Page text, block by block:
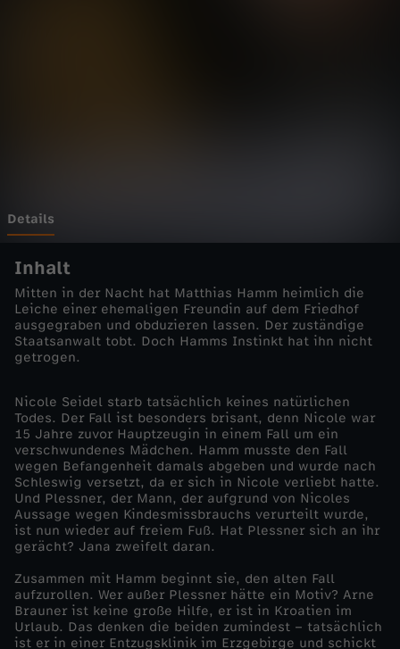
U
m
s
t
ä
n
d
e
n
-
Details
Inhalt
Mitten in der Nacht hat Matthias Hamm heimlich die
Leiche einer ehemaligen Freundin auf dem Friedhof
ausgegraben und obduzieren lassen. Der zuständige
Staatsanwalt tobt. Doch Hamms Instinkt hat ihn nicht
getrogen.
Nicole Seidel starb tatsächlich keines natürlichen
Todes. Der Fall ist besonders brisant, denn Nicole war
15 Jahre zuvor Hauptzeugin in einem Fall um ein
verschwundenes Mädchen. Hamm musste den Fall
wegen Befangenheit damals abgeben und wurde nach
Schleswig versetzt, da er sich in Nicole verliebt hatte.
Und Plessner, der Mann, der aufgrund von Nicoles
Aussage wegen Kindesmissbrauchs verurteilt wurde,
ist nun wieder auf freiem Fuß. Hat Plessner sich an ihr
gerächt? Jana zweifelt daran.
Zusammen mit Hamm beginnt sie, den alten Fall
aufzurollen. Wer außer Plessner hätte ein Motiv? Arne
Brauner ist keine große Hilfe, er ist in Kroatien im
Urlaub. Das denken die beiden zumindest – tatsächlich
ist er in einer Entzugsklinik im Erzgebirge und schickt